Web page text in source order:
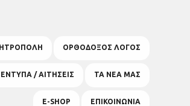
ΟΡΘΟΔΟΞΟΣ ΛΟΓΟΣ
ΕΝΤΥΠΑ / ΑΙΤΗΣΕΙΣ ΤΑ ΝΕΑ ΜΑΣ
E-SHOP ΕΠΙΚΟΙΝΩΝΙΑ